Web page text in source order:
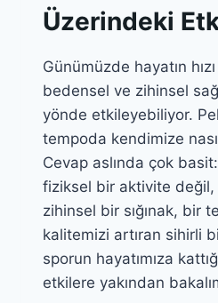
Üzerindeki
Günümüzde hayatın
bedensel ve zihinsel
yönde etkileyebiliyor.
tempoda kendimize
Cevap aslında çok
fiziksel bir aktivite değil,
zihinsel bir sığınak, bir
kalitemizi artıran sihirli
sporun hayatımıza
etkilere yakından